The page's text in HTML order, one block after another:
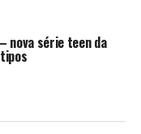
nova série teen da